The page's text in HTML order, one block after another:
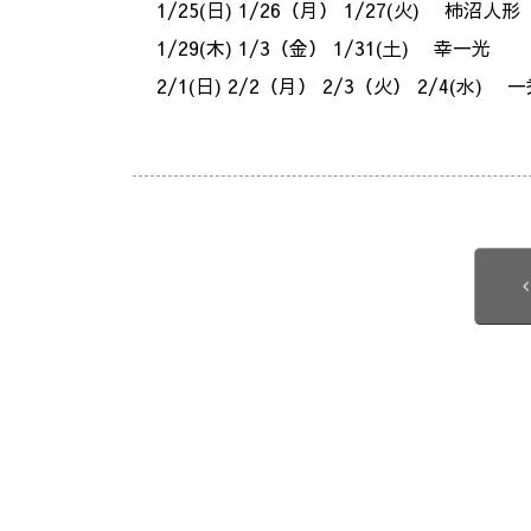
1/25(日) 1/26（月） 1/27(火) 柿沼人形
1/29(木) 1/3（金） 1/31(土) 幸一光
2/1(日) 2/2（月） 2/3（火） 2/4(水) 一